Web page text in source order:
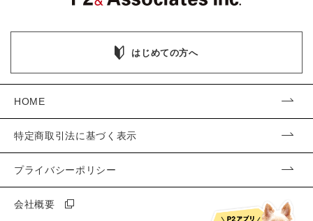
はじめての方へ
HOME
特定商取引法に基づく表示
プライバシーポリシー
会社概要